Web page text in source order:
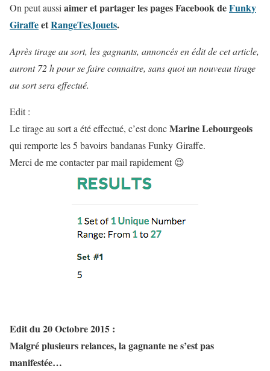
On peut aussi aimer et partager les pages Facebook deFunky
GiraffeetRangeTesJouets.
Après tirage au sort, les gagnants, annoncés en édit de cet article,
auront 72 h pour se faire connaitre, sans quoi un nouveau tirage
au sort sera effectué.
Edit :
Le tirage au sort a été effectué, c’est doncMarine Lebourgeois
qui remporte les 5 bavoirs bandanas Funky Giraffe.
Merci de me contacter par mail rapidement 😉
Edit du 20 Octobre 2015 :
Malgré plusieurs relances, la gagnante ne s’est pas
manifestée…